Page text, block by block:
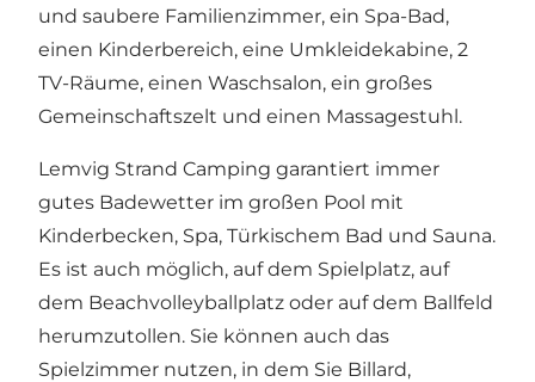
und saubere Familienzimmer, ein Spa-Bad,
einen Kinderbereich, eine Umkleidekabine, 2
TV-Räume, einen Waschsalon, ein großes
Gemeinschaftszelt und einen Massagestuhl.
Lemvig Strand Camping garantiert immer
gutes Badewetter im großen Pool mit
Kinderbecken, Spa, Türkischem Bad und Sauna.
Es ist auch möglich, auf dem Spielplatz, auf
dem Beachvolleyballplatz oder auf dem Ballfeld
herumzutollen. Sie können auch das
Spielzimmer nutzen, in dem Sie Billard,